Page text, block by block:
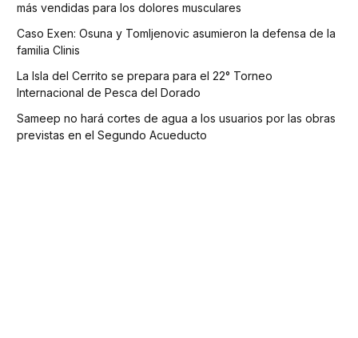
más vendidas para los dolores musculares
Caso Exen: Osuna y Tomljenovic asumieron la defensa de la
familia Clinis
La Isla del Cerrito se prepara para el 22° Torneo
Internacional de Pesca del Dorado
Sameep no hará cortes de agua a los usuarios por las obras
previstas en el Segundo Acueducto